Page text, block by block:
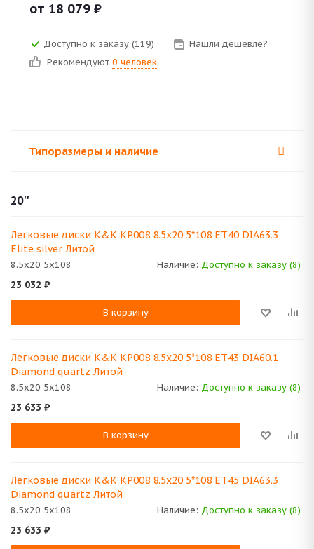
от 18 079 ₽
Доступно к заказу (119)
Нашли дешевле?
Рекомендуют 0 человек
Типоразмеры и наличие
20''
Легковые диски K&K КР008 8.5x20 5*108 ET40 DIA63.3
Elite silver Литой
8.5x20 5x108 Наличие: Доступно к заказу (8)
23 032 ₽
В корзину
Легковые диски K&K КР008 8.5x20 5*108 ET43 DIA60.1
Diamond quartz Литой
8.5x20 5x108 Наличие: Доступно к заказу (8)
23 633 ₽
В корзину
Легковые диски K&K КР008 8.5x20 5*108 ET45 DIA63.3
Diamond quartz Литой
8.5x20 5x108 Наличие: Доступно к заказу (8)
23 633 ₽